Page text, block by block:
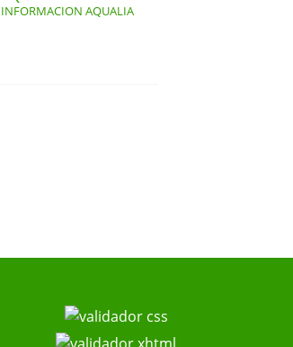
INFORMACION AQUALIA